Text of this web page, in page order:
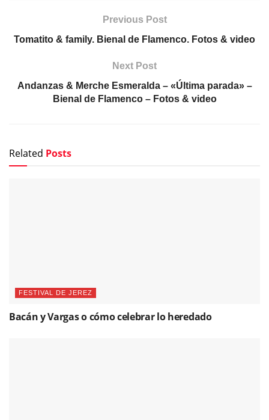
Previous Post
Tomatito & family. Bienal de Flamenco. Fotos & video
Next Post
Andanzas & Merche Esmeralda – «Última parada» –
Bienal de Flamenco – Fotos & video
Related Posts
FESTIVAL DE JEREZ
Bacán y Vargas o cómo celebrar lo heredado